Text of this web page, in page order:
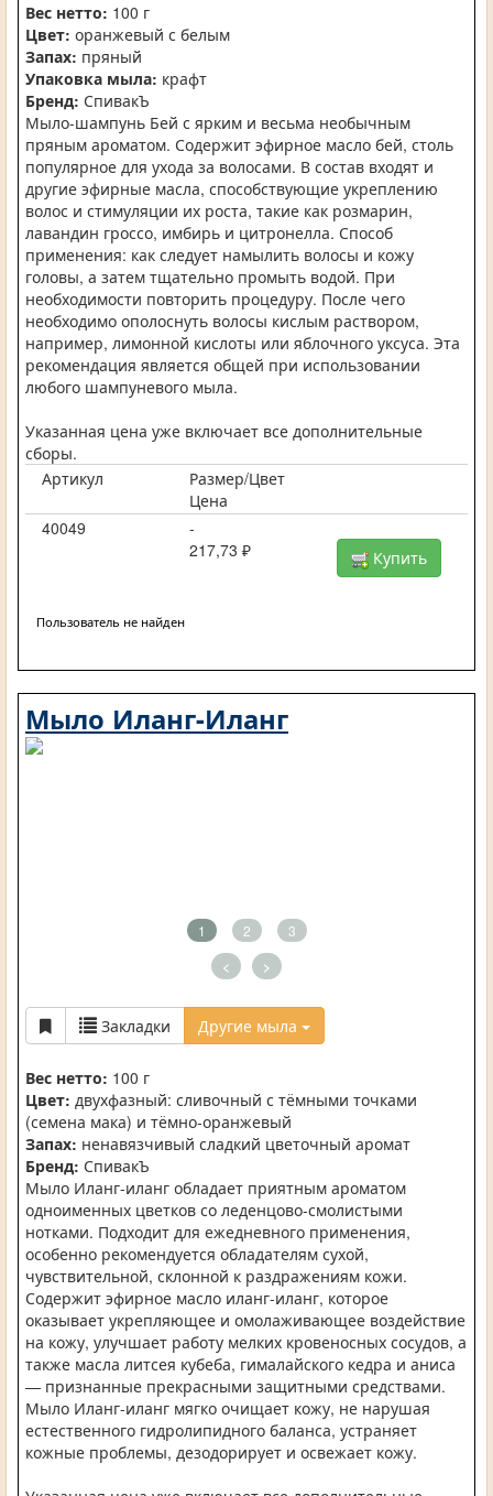
Вес нетто: 100 г
Цвет: оранжевый с белым
Запах: пряный
Упаковка мыла: крафт
Бренд: СпивакЪ
Мыло-шампунь Бей с ярким и весьма необычным
пряным ароматом. Содержит эфирное масло бей, столь
популярное для ухода за волосами. В состав входят и
другие эфирные масла, способствующие укреплению
волос и стимуляции их роста, такие как розмарин,
лавандин гроссо, имбирь и цитронелла. Способ
применения: как следует намылить волосы и кожу
головы, а затем тщательно промыть водой. При
необходимости повторить процедуру. После чего
необходимо ополоснуть волосы кислым раствором,
например, лимонной кислоты или яблочного уксуса. Эта
рекомендация является общей при использовании
любого шампуневого мыла.
Указанная цена уже включает все дополнительные
сборы.
Артикул
Размер/Цвет
Цена
40049
-
217,73 ₽
Купить
Пользователь не найден
Мыло Иланг-Иланг
1 2 3
< >
Закладки Другие мыла
Вес нетто: 100 г
Цвет: двухфазный: сливочный с тёмными точками
(семена мака) и тёмно-оранжевый
Запах: ненавязчивый сладкий цветочный аромат
Бренд: СпивакЪ
Мыло Иланг-иланг обладает приятным ароматом
одноименных цветков со леденцово-смолистыми
нотками. Подходит для ежедневного применения,
особенно рекомендуется обладателям сухой,
чувствительной, склонной к раздражениям кожи.
Содержит эфирное масло иланг-иланг, которое
оказывает укрепляющее и омолаживающее воздействие
на кожу, улучшает работу мелких кровеносных сосудов, а
также масла литсея кубеба, гималайского кедра и аниса
— признанные прекрасными защитными средствами.
Мыло Иланг-иланг мягко очищает кожу, не нарушая
естественного гидролипидного баланса, устраняет
кожные проблемы, дезодорирует и освежает кожу.